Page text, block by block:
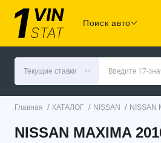
Поиск авто
Текущие ставки Введите 17-
Главная / КАТАЛОГ / NISSAN / NISSAN
NISSAN MAXIMA